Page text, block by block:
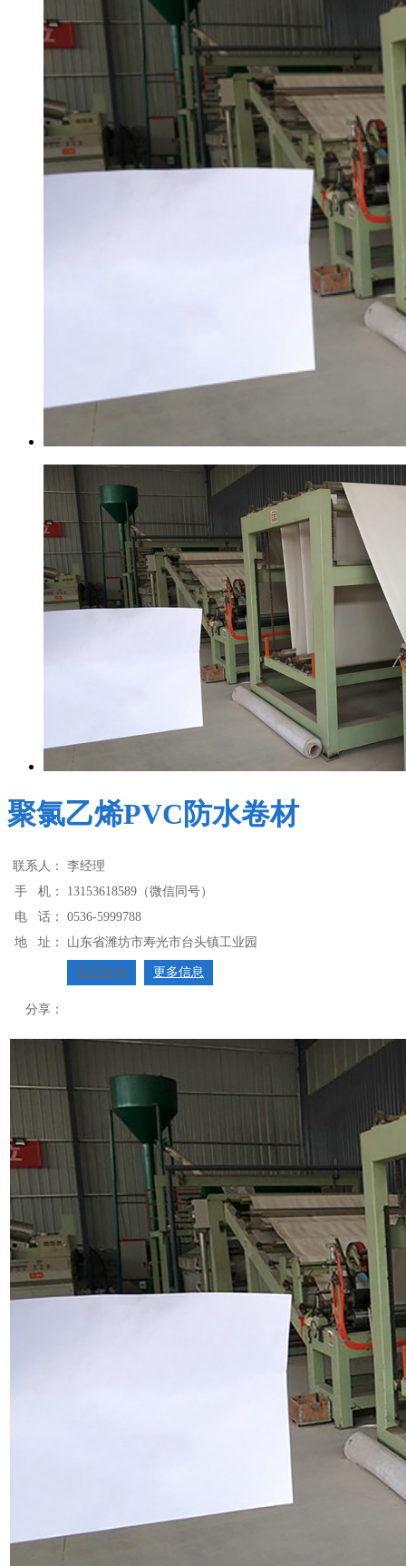
聚氯乙烯PVC防水卷材
联系人：
李经理
手 机：
13153618589（微信同号）
电 话：
0536-5999788
地 址：
山东省潍坊市寿光市台头镇工业园
留言咨询 更多信息
分享：